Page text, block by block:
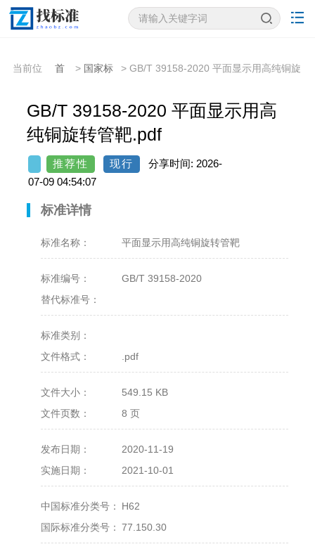
当前位
首
> 国家标
> GB/T 39158-2020 平面显示用高纯铜旋
GB/T 39158-2020 平面显示用高
纯铜旋转管靶.pdf
推荐性 现行
分享时间: 2026-
07-09 04:54:07
标准详情
标准名称： 平面显示用高纯铜旋转管靶
标准编号：
GB/T 39158-2020
替代标准号：
标准类别：
文件格式：
.pdf
文件大小：
549.15 KB
文件页数：
8 页
发布日期：
2020-11-19
实施日期：
2021-10-01
中国标准分类号：
H62
国际标准分类号： 77.150.30